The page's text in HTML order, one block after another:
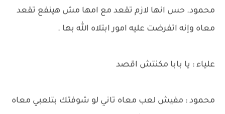
محمود. حس انها لازم تقعد مع امها مش هينفع تقعد
معاه وإنه اتفرضت عليه امور ابتلاه الله بها .
علياء : يا بابا مكنتش اقصد
محمود : مفيش لعب معاه تاني لو شوفتك بتلعبي معاه